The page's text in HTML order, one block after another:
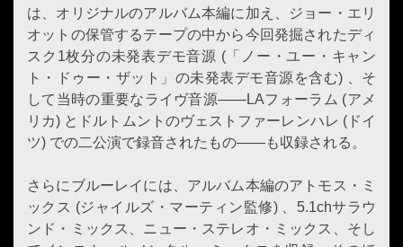
は、オリジナルのアルバム本編に加え、ジョー・エリ
オットの保管するテープの中から今回発掘されたディ
スク1枚分の未発表デモ音源 (「ノー・ユー・キャン
ト・ドゥー・ザット」の未発表デモ音源を含む) 、そ
して当時の重要なライヴ音源――LAフォーラム (アメ
リカ) とドルトムントのヴェストファーレンハレ (ドイ
ツ) での二公演で録音されたもの――も収録される。
さらにブルーレイには、アルバム本編のアトモス・ミ
ックス (ジャイルズ・マーティン監修) 、5.1chサラウ
ンド・ミックス、ニュー・ステレオ・ミックス、そし